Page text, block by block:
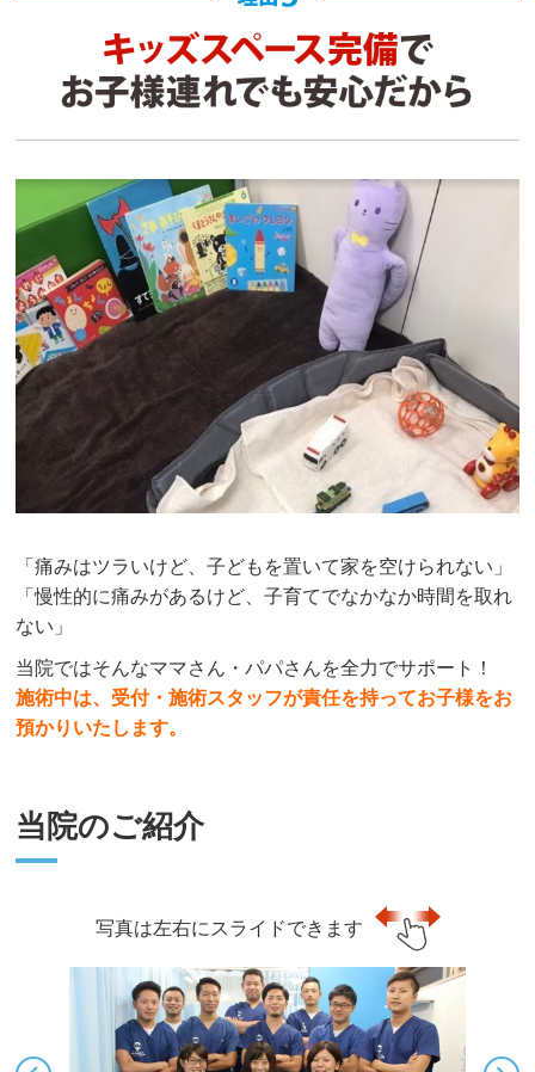
「痛みはツラいけど、子どもを置いて家を空けられない」
「慢性的に痛みがあるけど、子育てでなかなか時間を取れ
ない」
当院ではそんなママさん・パパさんを全力でサポート！
施術中は、受付・施術スタッフが責任を持ってお子様をお
預かりいたします。
当院のご紹介
写真は左右にスライドできます